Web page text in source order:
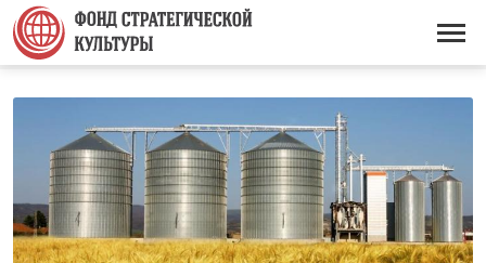
Перейти
основному
содержанию
Основная